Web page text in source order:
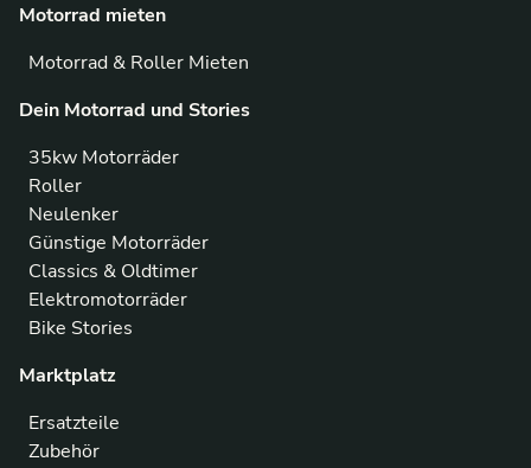
Motorrad mieten
Motorrad & Roller Mieten
Dein Motorrad und Stories
35kw Motorräder
Roller
Neulenker
Günstige Motorräder
Classics & Oldtimer
Elektromotorräder
Bike Stories
Marktplatz
Ersatzteile
Zubehör